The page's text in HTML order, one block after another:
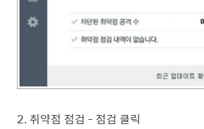
2. 취약점 점검 - 점검 클릭